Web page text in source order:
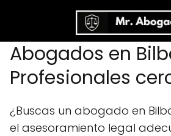
Abogados en
Profesionales
¿Buscas un abogado en
el asesoramiento legal